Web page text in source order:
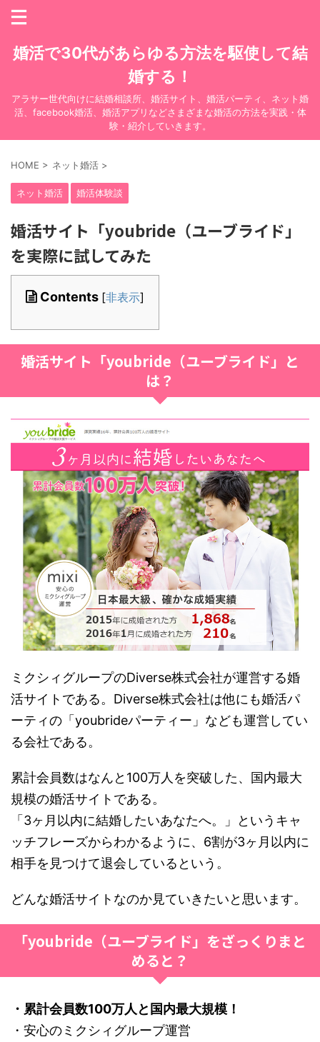
婚活で30代があらゆる方法を駆使して結
婚する！
アラサー世代向けに結婚相談所、婚活サイト、婚活パーティ、ネット婚
活、facebook婚活、婚活アプリなどさまざまな婚活の方法を実践・体
験・紹介していきます。
HOME > ネット婚活 >
ネット婚活 婚活体験談
婚活サイト「youbride（ユーブライド」
を実際に試してみた
Contents [非表示]
婚活サイト「youbride（ユーブライド」と
は？
ミクシィグループのDiverse株式会社が運営する婚
活サイトである。Diverse株式会社は他にも婚活パ
ーティの「youbrideパーティー」なども運営してい
る会社である。
累計会員数はなんと100万人を突破した、国内最大
規模の婚活サイトである。
「3ヶ月以内に結婚したいあなたへ。」というキャ
ッチフレーズからわかるように、6割が3ヶ月以内に
相手を見つけて退会しているという。
どんな婚活サイトなのか見ていきたいと思います。
「youbride（ユーブライド」をざっくりまと
めると？
・累計会員数100万人と国内最大規模！
・安心のミクシィグループ運営